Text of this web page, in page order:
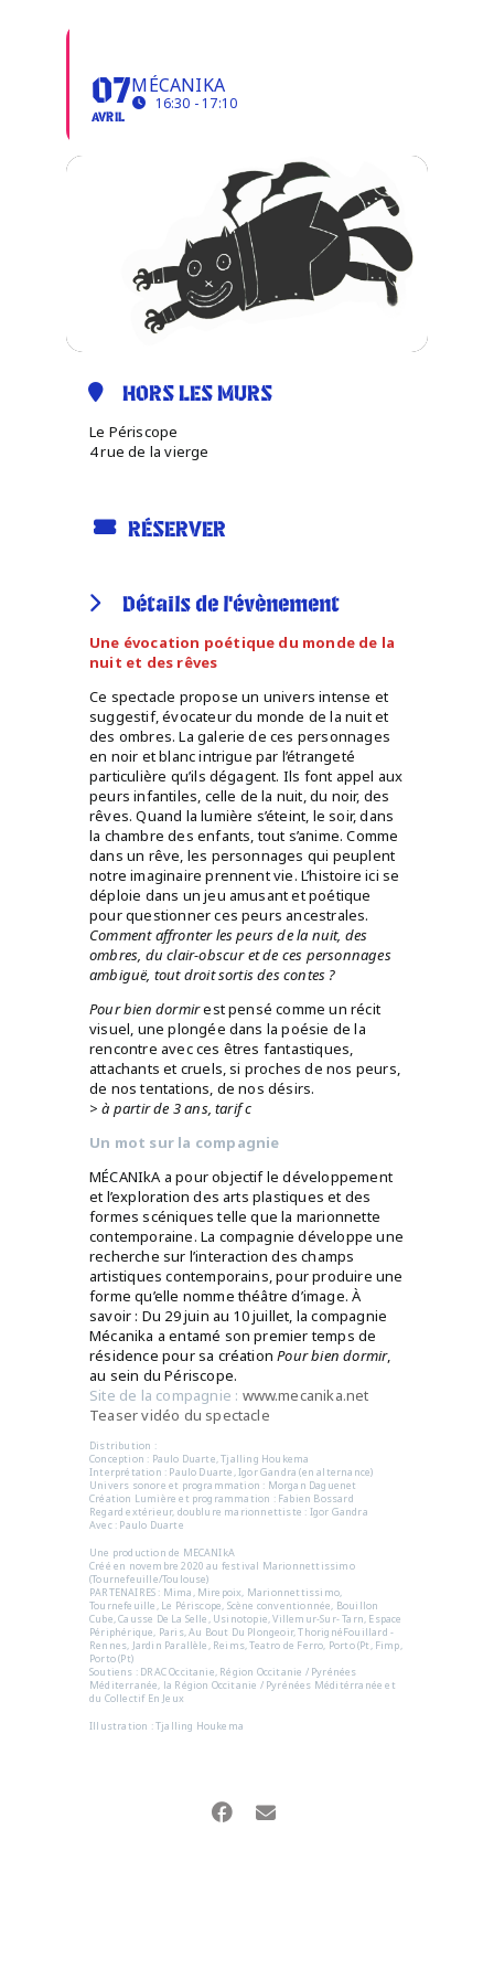
07
AVRIL
MÉCANIKA
16:30 - 17:10
HORS LES MURS
Le Périscope
4 rue de la vierge
RÉSERVER
Détails de l'évènement
Une évocation poétique du monde de la
nuit et des rêves
Ce spectacle propose un univers intense et
suggestif, évocateur du monde de la nuit et
des ombres. La galerie de ces personnages
en noir et blanc intrigue par l’étrangeté
particulière qu’ils dégagent. Ils font appel aux
peurs infantiles, celle de la nuit, du noir, des
rêves. Quand la lumière s’éteint, le soir, dans
la chambre des enfants, tout s’anime. Comme
dans un rêve, les personnages qui peuplent
notre imaginaire prennent vie. L’histoire ici se
déploie dans un jeu amusant et poétique
pour questionner ces peurs ancestrales.
Comment affronter les peurs de la nuit, des
ombres, du clair-obscur et de ces personnages
ambiguë, tout droit sortis des contes ?
Pour bien dormirest pensé comme un récit
visuel, une plongée dans la poésie de la
rencontre avec ces êtres fantastiques,
attachants et cruels, si proches de nos peurs,
de nos tentations, de nos désirs.
> à partir de 3 ans, tarif c
Un mot sur la compagnie
MÉCANIkA a pour objectif le développement
et l’exploration des arts plastiques et des
formes scéniques telle que la marionnette
contemporaine. La compagnie développe une
recherche sur l’interaction des champs
artistiques contemporains, pour produire une
forme qu’elle nomme théâtre d’image. À
savoir : Du 29 juin au 10 juillet, la compagnie
Mécanika a entamé son premier temps de
résidence pour sa créationPour bien dormir,
au sein du Périscope.
Site de la compagnie : www.mecanika.net
Teaser vidéo du spectacle
Distribution :
Conception : Paulo Duarte, Tjalling Houkema
Interprétation : Paulo Duarte, Igor Gandra (en alternance)
Univers sonore et programmation : Morgan Daguenet
Création Lumière et programmation : Fabien Bossard
Regard extérieur, doublure marionnettiste : Igor Gandra
Avec : Paulo Duarte
Une production de MECANIkA
Créé en novembre 2020 au festival Marionnettissimo
(Tournefeuille/Toulouse)
PARTENAIRES : Mima, Mirepoix, Marionnettissimo,
Tournefeuille, Le Périscope, Scène conventionnée, Bouillon
Cube, Causse De La Selle, Usinotopie, Villemur-Sur- Tarn, Espace
Périphérique, Paris, Au Bout Du Plongeoir, ThorignéFouillard -
Rennes, Jardin Parallèle, Reims, Teatro de Ferro, Porto (Pt, Fimp,
Porto (Pt)
Soutiens : DRAC Occitanie, Région Occitanie / Pyrénées
Méditerranée, la Région Occitanie / Pyrénées Méditérranée et
du Collectif En Jeux
Illustration : Tjalling Houkema